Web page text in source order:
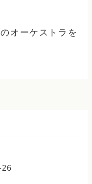
オーケストラを
26